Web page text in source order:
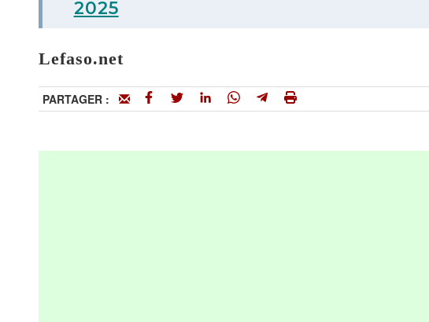
2025
Lefaso.net
PARTAGER :